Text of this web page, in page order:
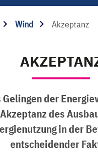
Wind Akzeptanz
Gelingen der
Akzeptanz des
in der
entscheidender